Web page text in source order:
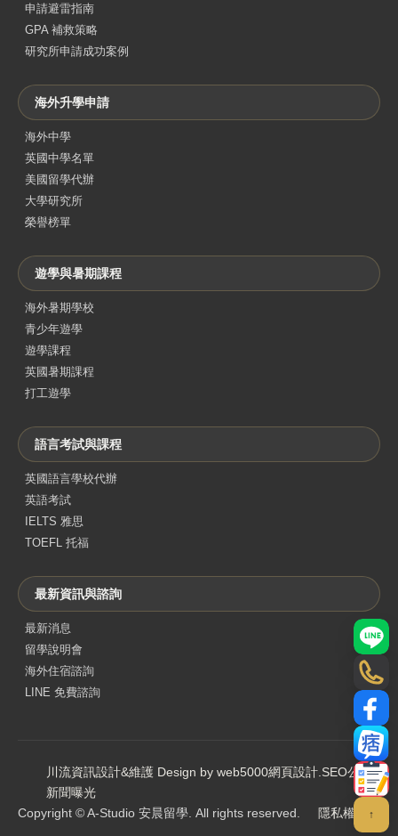
申請避雷指南
GPA 補救策略
研究所申請成功案例
海外升學申請
海外中學
英國中學名單
美國留學代辦
大學研究所
榮譽榜單
遊學與暑期課程
海外暑期學校
青少年遊學
遊學課程
英國暑期課程
打工遊學
語言考試與課程
英國語言學校代辦
英語考試
IELTS 雅思
TOEFL 托福
最新資訊與諮詢
最新消息
留學說明會
海外住宿諮詢
LINE 免費諮詢
川流資訊設計&維護 Design by web5000網頁設計 SEO公司.
新聞曝光
Copyright © A-Studio 安晨留學. All rights reserved.
隱私權政策
LINE
電話
部落
聯絡
↑